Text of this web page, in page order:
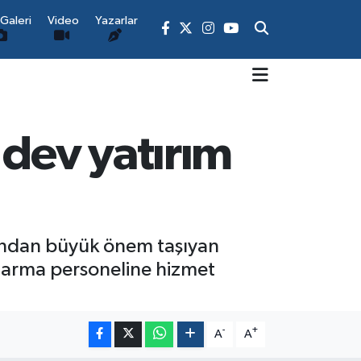
Video Yazarlar
yatırım
büyük önem taşıyan
personeline hizmet
A- A+